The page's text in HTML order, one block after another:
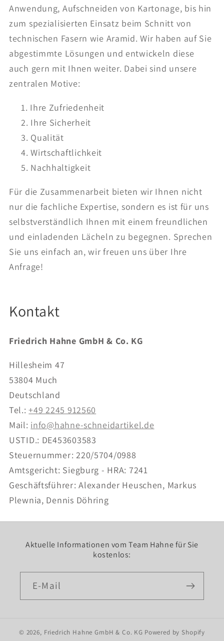
Anwendung, Aufschneiden von Kartonage, bis hin
zum spezialisierten Einsatz beim Schnitt von
technischen Fasern wie Aramid. Wir haben auf Sie
abgestimmte Lösungen und entwickeln diese
auch gern mit Ihnen weiter. Dabei sind unsere
zentralen Motive:
Ihre Zufriedenheit
Ihre Sicherheit
Qualität
Wirtschaftlichkeit
Nachhaltigkeit
Für die Zusammenarbeit bieten wir Ihnen nicht
nur die fachliche Expertise, sondern es ist für uns
selbstverständlich Ihnen mit einem freundlichen
und einladenden Lächeln zu begegnen. Sprechen
Sie uns einfach an, wir freuen uns über Ihre
Anfrage!
Kontakt
Friedrich Hahne GmbH & Co. KG
Hillesheim 47
53804 Much
Deutschland
Tel.:+49 2245 912560
Mail: info@hahne-schneidartikel.de
USTID.: DE453603583
Steuernummer: 220/5704/0988
Amtsgericht: Siegburg - HRA: 7241
Geschäftsführer: Alexander Heuschen, Markus
Plewnia, Dennis Döhring
Aktuelle Informationen vom Team Hahne für Sie
kostenlos:
E-Mail
© 2026, Friedrich Hahne GmbH & Co. KG Powered by Shopify